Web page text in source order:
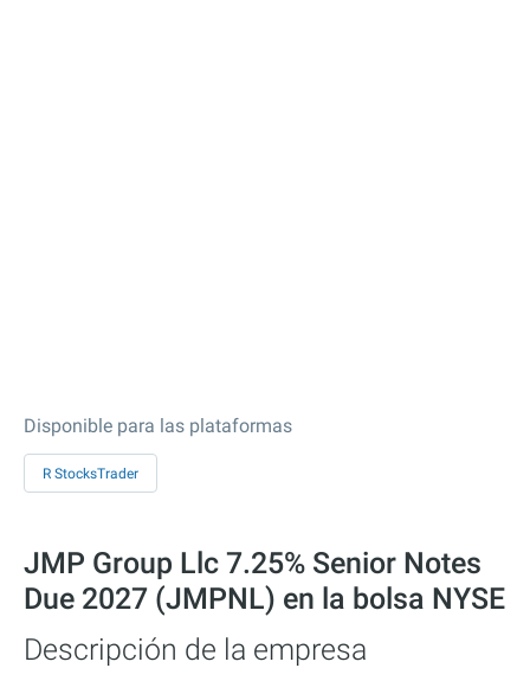
Disponible para las plataformas
R StocksTrader
JMP Group Llc 7.25% Senior Notes
Due 2027 (JMPNL) en la bolsa NYSE
Descripción de la empresa